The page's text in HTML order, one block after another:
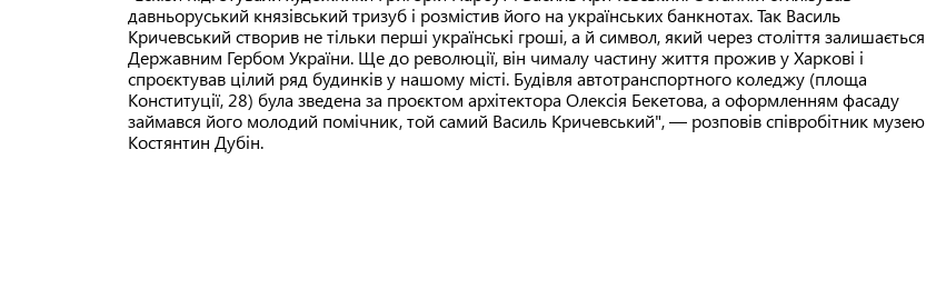
давньоруський князівський тризуб і розмістив його на українських банкнотах. Так Василь
Кричевський створив не тільки перші українські гроші, а й символ, який через століття залишається
Державним Гербом України. Ще до революції, він чималу частину життя прожив у Харкові і
спроєктував цілий ряд будинків у нашому місті. Будівля автотранспортного коледжу (площа
Конституції, 28) була зведена за проєктом архітектора Олексія Бекетова, а оформленням фасаду
займався його молодий помічник, той самий Василь Кричевський", — розповів співробітник музею
Костянтин Дубін.